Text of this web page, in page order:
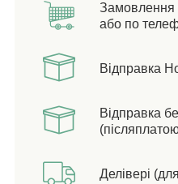
Замовлення
або по
Відправка
Відправка
Делівері